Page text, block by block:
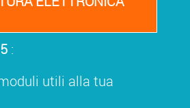
:
utili alla tua